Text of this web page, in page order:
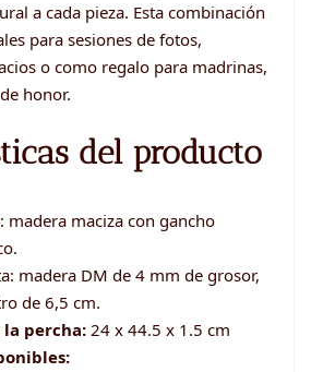
a cada pieza. Esta combinación
para sesiones de fotos,
o como regalo para madrinas,
honor.
del producto
madera maciza con gancho
madera DM de 4 mm de grosor,
de 6,5 cm.
la percha: 24 x 44.5 x 1.5 cm